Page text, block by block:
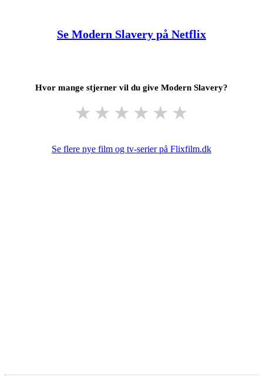
Se Modern Slavery på Netflix
Hvor mange stjerner vil du give Modern Slavery?
★ ★ ★ ★ ★ ★
Se flere nye film og tv-serier på Flixfilm.dk